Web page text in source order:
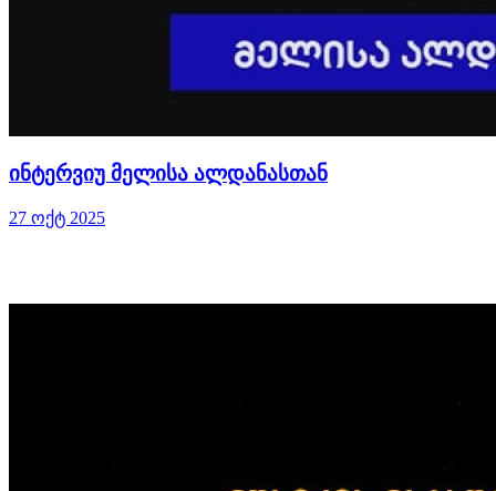
ინტერვიუ მელისა ალდანასთან
27 ოქტ 2025